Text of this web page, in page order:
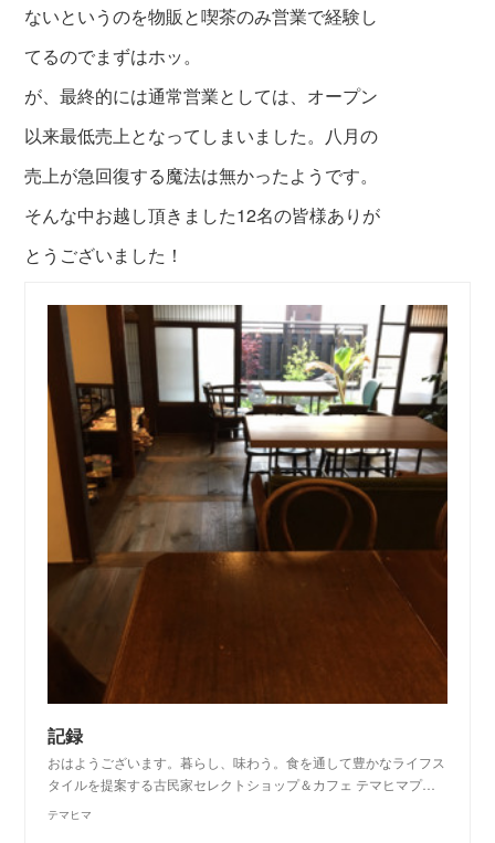
ないというのを物販と喫茶のみ営業で経験し
てるのでまずはホッ。
が、最終的には通常営業としては、オープン
以来最低売上となってしまいました。八月の
売上が急回復する魔法は無かったようです。
そんな中お越し頂きました12名の皆様ありが
とうございました！
記録
おはようございます。暮らし、味わう。食を通して豊かなライフス
タイルを提案する古民家セレクトショップ＆カフェ テマヒマプ…
テマヒマ